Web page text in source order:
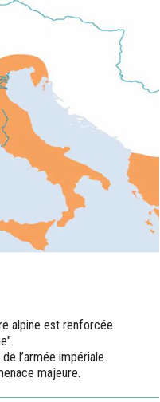
alpine est renforcée.
l’armée impériale.
majeure.